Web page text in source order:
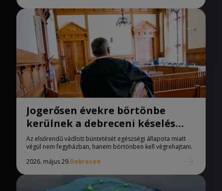
Jogerősen évekre börtönbe
kerülnek a debreceni késelés
vádlottjai
Az elsőrendű vádlott büntetését egészségi állapota miatt
végül nem fegyházban, hanem börtönben kell végrehajtani.
2026. május 29.Debrecen